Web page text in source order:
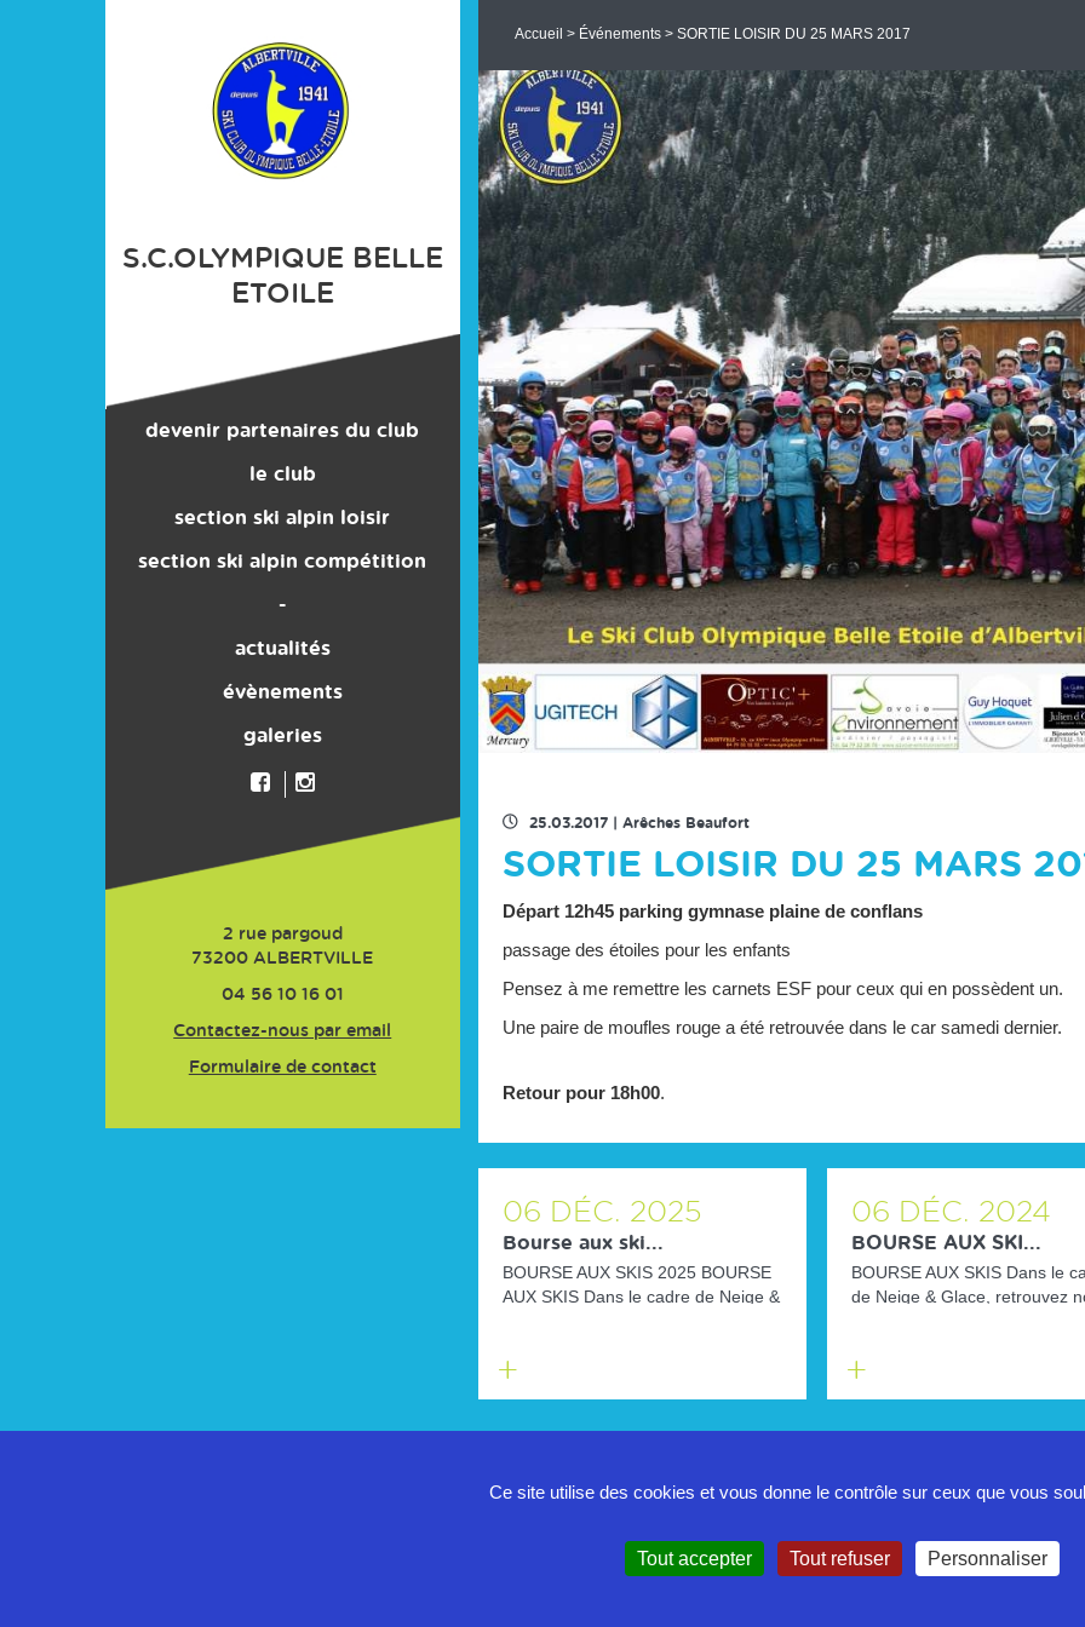
S.C.OLYMPIQUE BELLE
ETOILE
devenir partenaires du club
le club
contacts
son histoire
section ski alpin loisir
section ski alpin compétition
-
actualités
évènements
galeries
2 rue pargoud
73200 ALBERTVILLE
04 56 10 16 01
Contactez-nous par email
Formulaire de contact
Accueil > Événements> SORTIE LOISIR DU 25 MARS 2017
25.03.2017| Arêches Beaufort
SORTIE LOISIR DU 25 MARS
Départ 12h45 parking gymnase plaine de conflans
passage des étoiles pour les enfants
Pensez à me remettre les carnets ESF pour ceux qui en possèdent un.
Une paire de moufles rouge a été retrouvée dans le car samedi dernier.
Retour pour 18h00.
06 DÉC. 2025
Bourse aux ski...
BOURSE AUX SKIS 2025 BOURSE
AUX SKIS Dans le cadre de Neige &
En
06 DÉC. 2024
BOURSE AUX SKI...
BOURSE AUX SKIS Dans le
de Neige & Glace, retrouvez
En
Mentions légales
Ce site utilise des cookies et vous donne le contrôle sur ceux que vous
Tout accepter Tout refuser Personnaliser